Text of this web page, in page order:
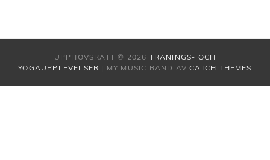
UPPHOVSRÄTT © 2026 TRÄNINGS- OCH
YOGAUPPLEVELSER | MY MUSIC BAND AVCATCH THEMES